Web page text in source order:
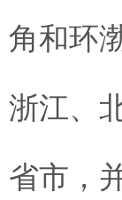
角和环
浙江、
省市，